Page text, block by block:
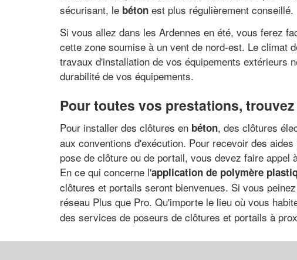
sécurisant, le béton est plus régulièrement conseillé.
Si vous allez dans les Ardennes en été, vous ferez
cette zone soumise à un vent de nord-est. Le climat
travaux d'installation de vos équipements extérieurs
durabilité de vos équipements.
Pour toutes vos prestations,
Pour installer des clôtures en béton, des clôtures
aux conventions d'exécution. Pour recevoir des
pose de clôture ou de portail, vous devez faire
En ce qui concerne l'application de polymère
clôtures et portails seront bienvenues. Si vous
réseau Plus que Pro. Qu'importe le lieu où vous
des services de poseurs de clôtures et portails à